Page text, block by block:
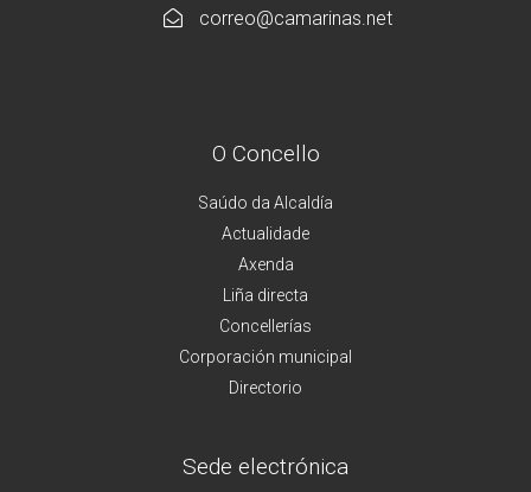
correo@camarinas.net
O Concello
Saúdo da Alcaldía
Actualidade
Axenda
Liña directa
Concellerías
Corporación municipal
Directorio
Sede electrónica